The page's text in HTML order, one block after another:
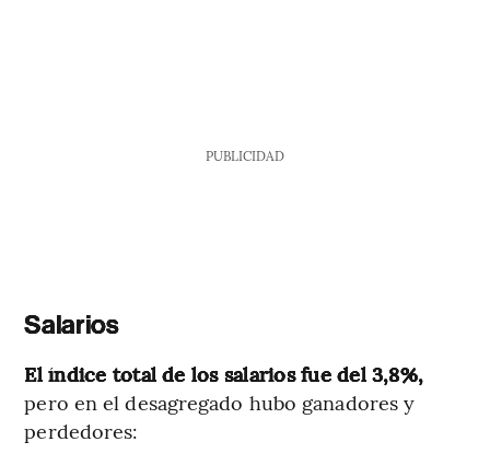
PUBLICIDAD
Salarios
El índice total de los salarios fue del 3,8%,
pero en el desagregado hubo ganadores y
perdedores: